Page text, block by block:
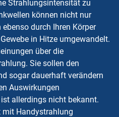
Strahlungsintensität zu
können nicht nur
durch Ihren Körper
in Hitze umgewandelt.
über die
Sie sollen den
sogar dauerhaft verändern
Auswirkungen
allerdings nicht bekannt.
mit Handystrahlung